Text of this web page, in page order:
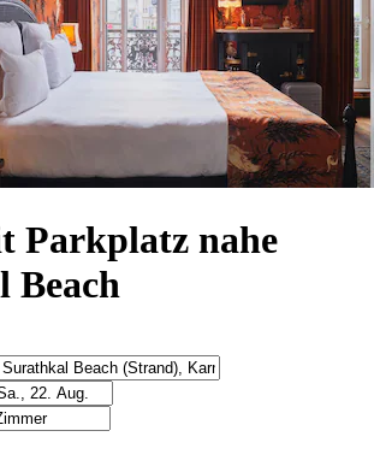
Parkplatz nahe
Beach